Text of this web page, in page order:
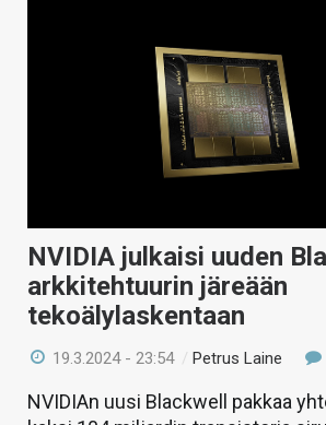
HAKU
NVIDIA julkaisi uuden
arkkitehtuurin järeään
tekoälylaskentaan
19.3.2024 - 23:54 /Petrus Laine
NVIDIAn uusi Blackwell pakkaa